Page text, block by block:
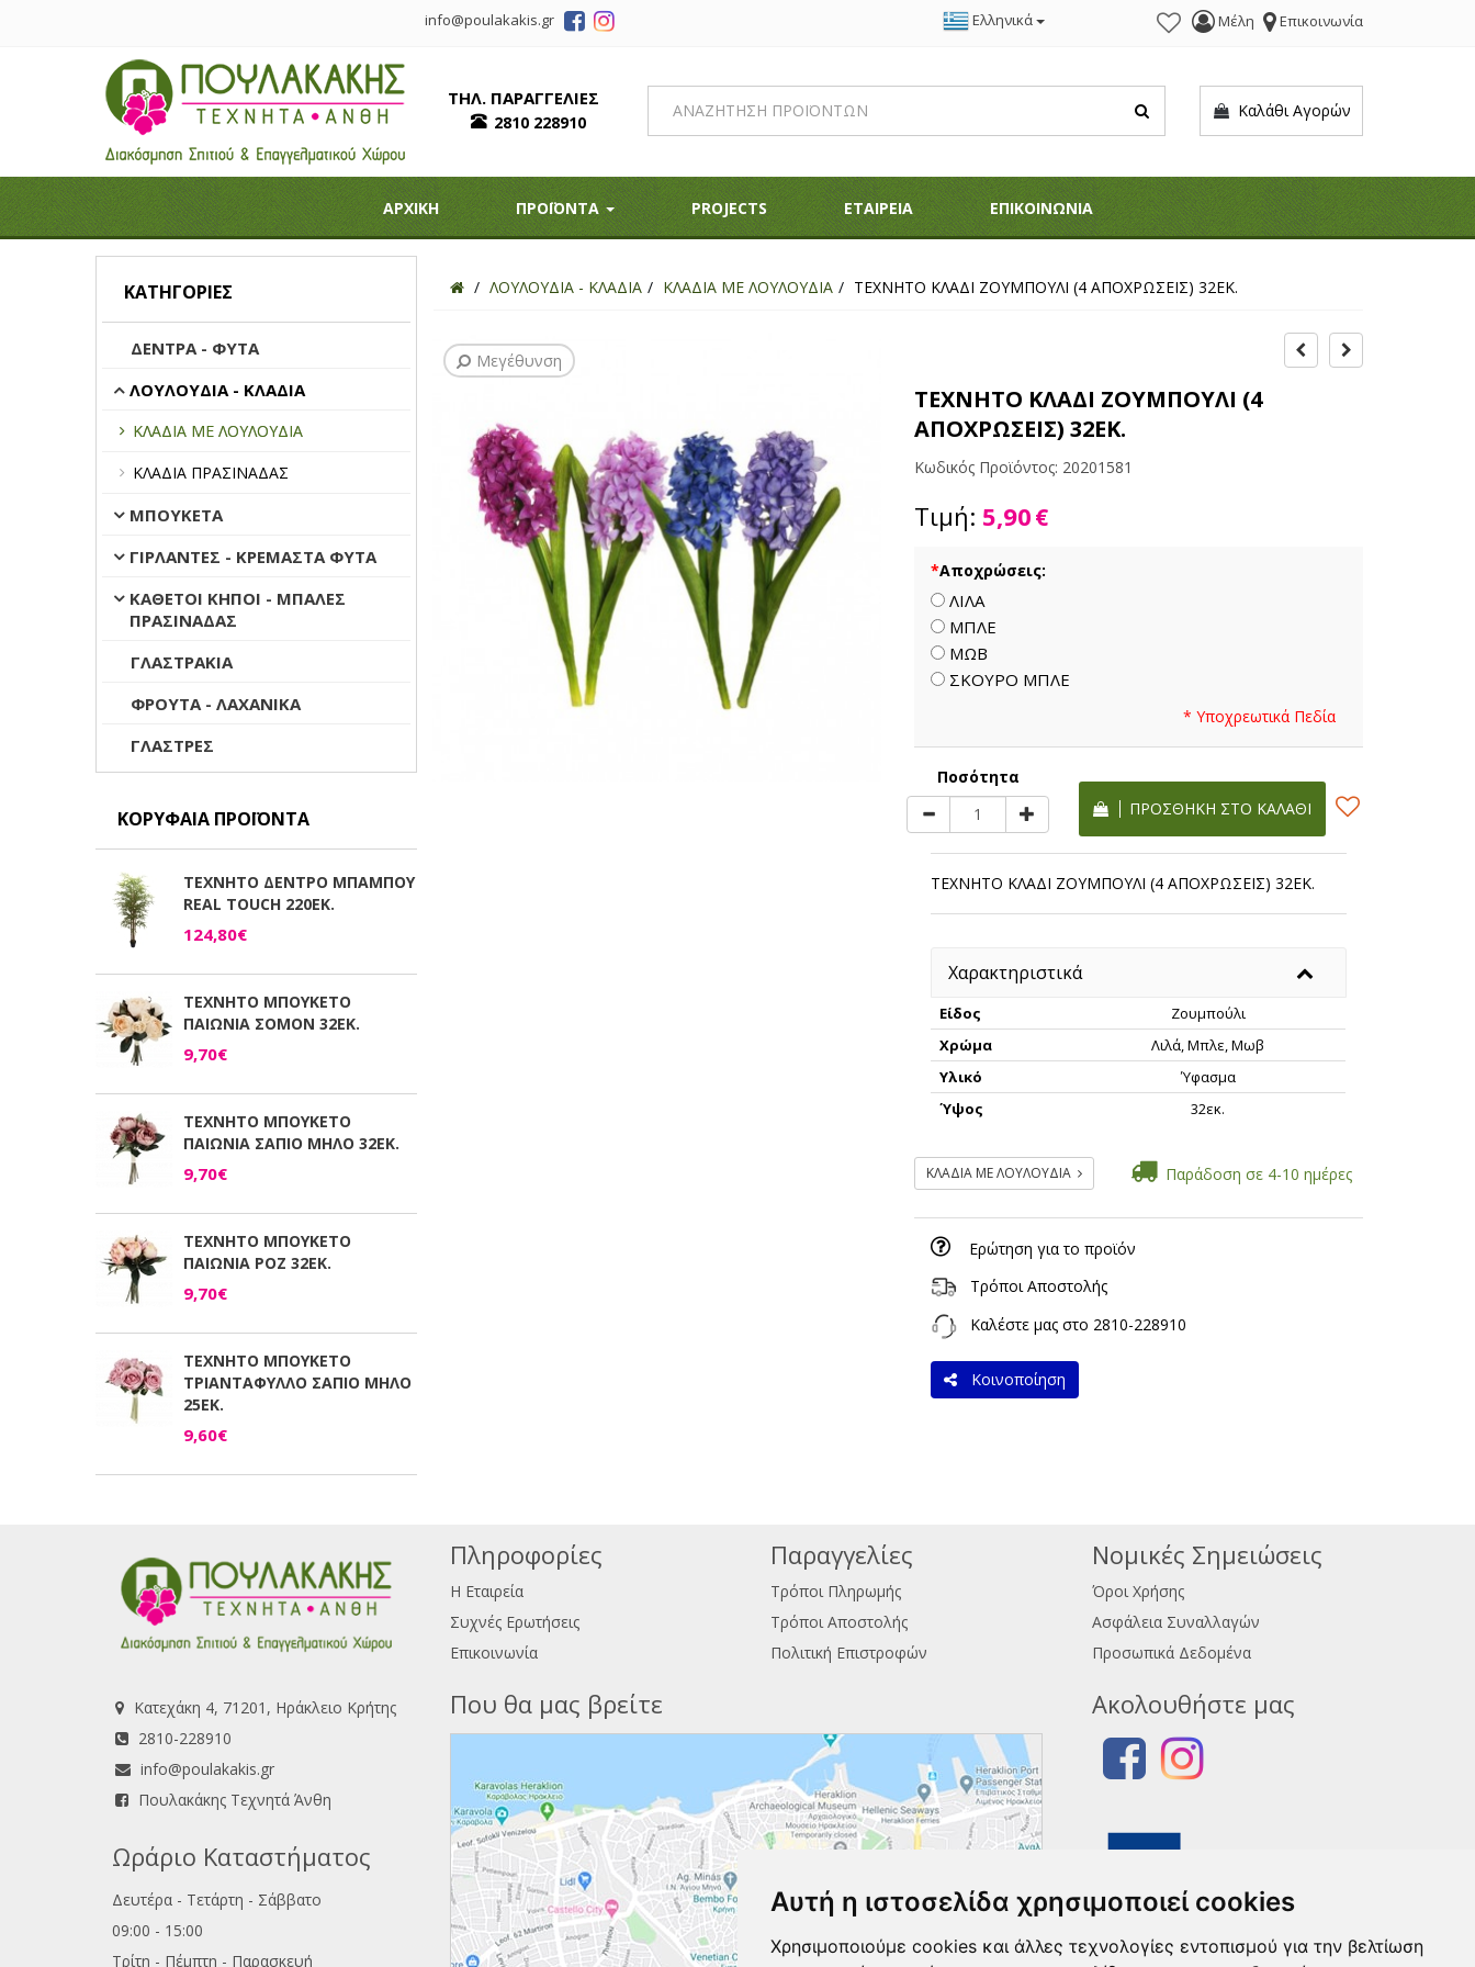
Αυτή η ιστοσελίδα χρησιμοποιεί cookies
Χρησιμοποιούμε cookies και άλλες τεχνολογίες εντοπισμού για την βελτίωση
info@poulakakis.gr Ελληνικά Μέλη Επικοινωνία
ΤΗΛ. ΠΑΡΑΓΓΕΛΙΕΣ
2810 228910
Καλάθι Αγορών
ΑΡΧΙΚΗ ΠΡΟΪΟΝΤΑ PROJECTS ΕΤΑΙΡΕΙΑ ΕΠΙΚΟΙΝΩΝΙΑ
ΚΑΤΗΓΟΡΊΕΣ
ΔΕΝΤΡΑ - ΦΥΤΑ
ΛΟΥΛΟΥΔΙΑ - ΚΛΑΔΙΑ
ΚΛΑΔΙΑ ΜΕ ΛΟΥΛΟΥΔΙΑ
ΚΛΑΔΙΑ ΠΡΑΣΙΝΑΔΑΣ
ΜΠΟΥΚΕΤΑ
ΓΙΡΛΑΝΤΕΣ - ΚΡΕΜΑΣΤΑ ΦΥΤΑ
ΚΑΘΕΤΟΙ ΚΗΠΟΙ - ΜΠΑΛΕΣ
ΠΡΑΣΙΝΑΔΑΣ
ΓΛΑΣΤΡΑΚΙΑ
ΦΡΟΥΤΑ - ΛΑΧΑΝΙΚΑ
ΓΛΑΣΤΡΕΣ
ΚΟΡΥΦΑΊΑ ΠΡΟΪΌΝΤΑ
ΤΕΧΝΗΤΟ ΔΕΝΤΡΟ ΜΠΑΜΠΟΥ
REAL TOUCH 220ΕΚ.
124,80€
ΤΕΧΝΗΤΟ ΜΠΟΥΚΕΤΟ
ΠΑΙΩΝΙΑ ΣΟΜΟΝ 32ΕΚ.
9,70€
ΤΕΧΝΗΤΟ ΜΠΟΥΚΕΤΟ
ΠΑΙΩΝΙΑ ΣΑΠΙΟ ΜΗΛΟ 32ΕΚ.
9,70€
ΤΕΧΝΗΤΟ ΜΠΟΥΚΕΤΟ
ΠΑΙΩΝΙΑ ΡΟΖ 32ΕΚ.
9,70€
ΤΕΧΝΗΤΟ ΜΠΟΥΚΕΤΟ
ΤΡΙΑΝΤΑΦΥΛΛΟ ΣΑΠΙΟ ΜΗΛΟ
25ΕΚ.
9,60€
ΛΟΥΛΟΥΔΙΑ - ΚΛΑΔΙΑ ΚΛΑΔΙΑ ΜΕ ΛΟΥΛΟΥΔΙΑ ΤΕΧΝΗΤΟ ΚΛΑΔΙ ΖΟΥΜΠΟΥΛΙ (4 ΑΠΟΧΡΩΣΕΙΣ) 32ΕΚ.
Μεγέθυνση
ΤΕΧΝΗΤΟ ΚΛΑΔΙ ΖΟΥΜΠΟΥΛΙ (4
ΑΠΟΧΡΩΣΕΙΣ) 32ΕΚ.
Κωδικός Προϊόντος: 20201581
Τιμή: 5,90€
*Αποχρώσεις:
ΛΙΛΑ
ΜΠΛΕ
ΜΩΒ
ΣΚΟΥΡΟ ΜΠΛΕ
* Υποχρεωτικά Πεδία
Ποσότητα
ΠΡΟΣΘΉΚΗ ΣΤΟ ΚΑΛΆΘΙ
ΤΕΧΝΗΤΟ ΚΛΑΔΙ ΖΟΥΜΠΟΥΛΙ (4 ΑΠΟΧΡΩΣΕΙΣ) 32ΕΚ.
Χαρακτηριστικά
Είδος
Ζουμπούλι
Χρώμα
Λιλά, Μπλε, Μωβ
Υλικό
Ύφασμα
Ύψος
32εκ.
ΚΛΑΔΙΑ ΜΕ ΛΟΥΛΟΥΔΙΑ Παράδοση σε 4-10 ημέρες
Ερώτηση για το προϊόν
Τρόποι Αποστολής
Καλέστε μας στο 2810-228910
Κοινοποίηση
Πληροφορίες
Η Εταιρεία
Συχνές Ερωτήσεις
Επικοινωνία
Παραγγελίες
Τρόποι Πληρωμής
Τρόποι Αποστολής
Πολιτική Επιστροφών
Νομικές Σημειώσεις
Όροι Χρήσης
Ασφάλεια Συναλλαγών
Προσωπικά Δεδομένα
Κατεχάκη 4, 71201, Ηράκλειο Κρήτης
2810-228910
info@poulakakis.gr
Πουλακάκης Τεχνητά Άνθη
Ωράριο Καταστήματος
Δευτέρα - Τετάρτη - Σάββατο
09:00 - 15:00
Τρίτη - Πέμπτη - Παρασκευή
Που θα μας βρείτε Ακολουθήστε μας